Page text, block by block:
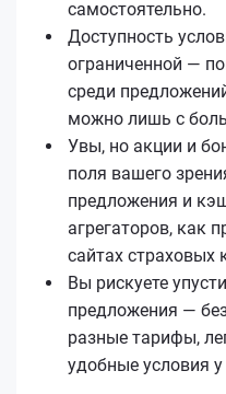
самостоятельно.
Доступность
ограниченной —
среди
можно лишь с
Увы, но акции и
поля вашего
предложения и
агрегаторов, как
сайтах страховых
Вы рискуете
предложения —
разные тарифы,
удобные условия